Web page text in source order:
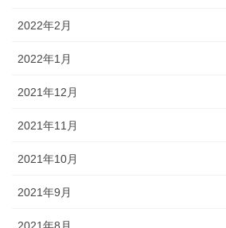
2022年2月
2022年1月
2021年12月
2021年11月
2021年10月
2021年9月